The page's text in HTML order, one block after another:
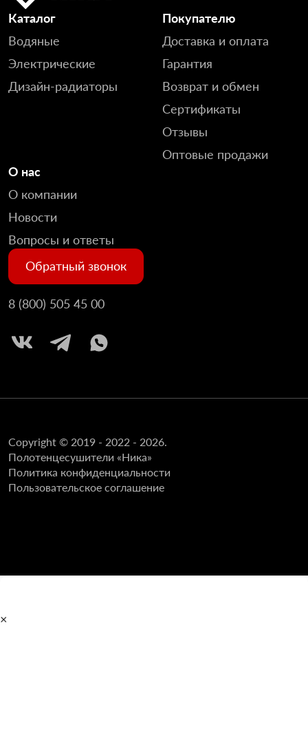
Каталог
Водяные
Электрические
Дизайн-радиаторы
Покупателю
Доставка и оплата
Гарантия
Возврат и обмен
Сертификаты
Отзывы
Оптовые продажи
О нас
О компании
Новости
Вопросы и ответы
Обратный звонок
8 (800) 505 45 00
Copyright © 2019 - 2022 - 2026.
Полотенцесушители «Ника»
Политика конфиденциальности
Пользовательское соглашение
×